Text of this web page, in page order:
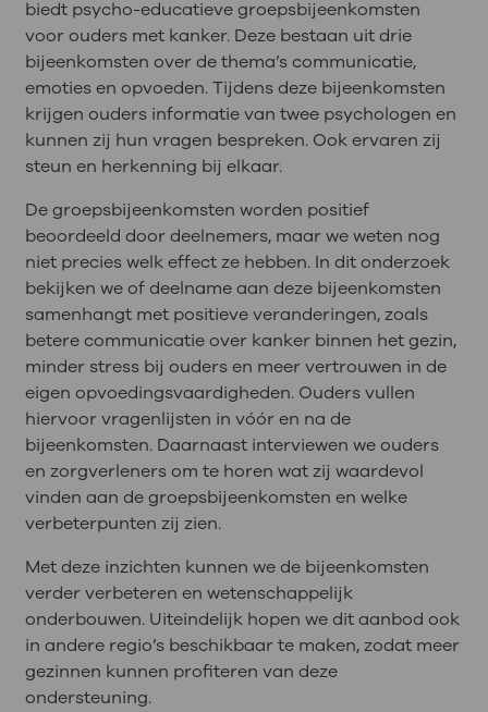
biedt psycho-educatieve groepsbijeenkomsten
voor ouders met kanker. Deze bestaan uit drie
bijeenkomsten over de thema’s communicatie,
emoties en opvoeden. Tijdensdeze bijeenkomsten
krijgen ouders informatie van twee psychologen en
kunnen zij hun vragen bespreken. Ook ervaren zij
steun en herkenning bij elkaar.
De groepsbijeenkomsten worden positief
beoordeeld door deelnemers, maar we weten nog
niet precies welk effect ze hebben. In dit onderzoek
bekijken we of deelname aan deze bijeenkomsten
samenhangt met positieve veranderingen, zoals
betere communicatie over kanker binnen het gezin,
minder stress bij ouders en meer vertrouwen in de
eigen opvoedingsvaardigheden. Ouders vullen
hiervoor vragenlijsten in vóór en na de
bijeenkomsten. Daarnaast interviewen we ouders
en zorgverleners om te horen wat zij waardevol
vinden aan de groepsbijeenkomsten en welke
verbeterpunten zij zien.
Met deze inzichten kunnen we de bijeenkomsten
verder verbeteren en wetenschappelijk
onderbouwen. Uiteindelijk hopen we dit aanbod ook
in andere regio’s beschikbaar te maken, zodat meer
gezinnen kunnen profiteren van deze
ondersteuning.